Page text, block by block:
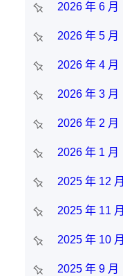
2026 年 6 月
2026 年 5 月
2026 年 4 月
2026 年 3 月
2026 年 2 月
2026 年 1 月
2025 年 12 月
2025 年 11 月
2025 年 10 月
2025 年 9 月